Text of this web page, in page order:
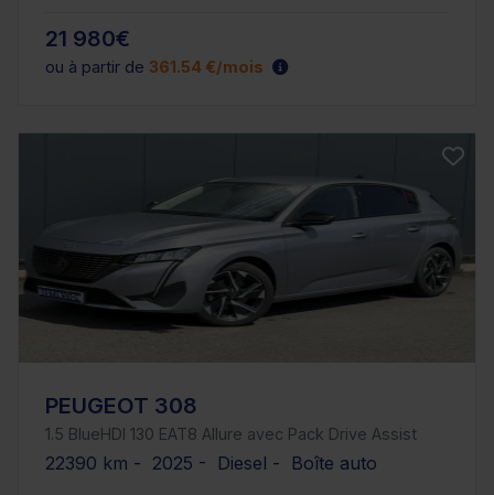
21 980€
ou à partir de 361.54 €/mois
PEUGEOT 308
1.5 BlueHDI 130 EAT8 Allure avec Pack Drive Assist
22390 km - 2025 - Diesel - Boîte auto